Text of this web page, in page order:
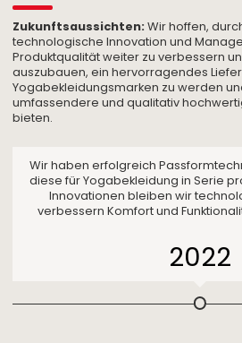
Zukunftsaussichten: Wir hoffen,
technologische Innovation und
Produktqualität weiter zu verbessern
auszubauen, ein hervorragendes
Yogabekleidungsmarken zu werden
umfassendere und qualitativ
bieten.
Wir haben erfolgreich
diese für Yogabekleidung in Serie
Innovationen bleiben wir
verbessern Komfort und
2022